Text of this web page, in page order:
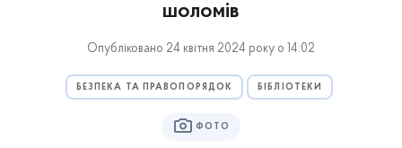
шоломів
Опубліковано 24 квітня 2024 року о 14:02
БЕЗПЕКА ТА ПРАВОПОРЯДОК БІБЛІОТЕКИ
ФОТО